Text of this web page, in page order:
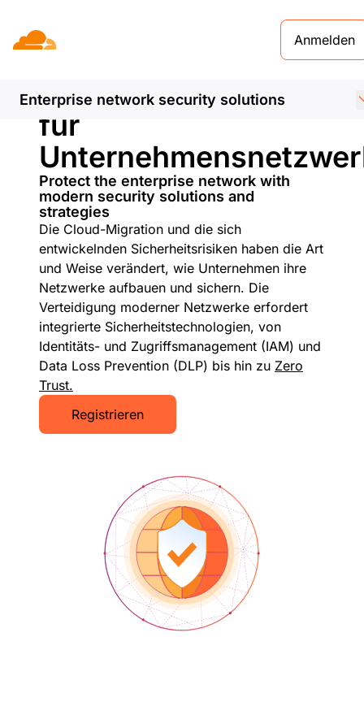
Anmelden
Enterprise network security solutions
Sicherheitslösungen
für
Protect the enterprise network with
modern security solutions and
strategies
Die Cloud-Migration und die sich
entwickelnden Sicherheitsrisiken haben die Art
und Weise verändert, wie Unternehmen ihre
Netzwerke aufbauen und sichern. Die
Verteidigung moderner Netzwerke erfordert
integrierte Sicherheitstechnologien, von
Identitäts- und Zugriffsmanagement (IAM) und
Data Loss Prevention (DLP) bis hin zu Zero
Trust.
Registrieren